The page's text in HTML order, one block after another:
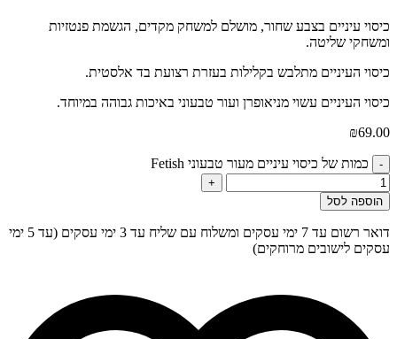
כיסוי עיניים בצבע שחור, מושלם למשחק מקדים, הגשמת פנטזיות
ומשחקי שליטה.
כיסוי העיניים מתלבש בקלילות בעזרת רצועת בד אלסטית.
כיסוי העיניים עשוי מניאופרן ועור טבעוני באיכות גבוהה במיוחד.
₪69.00
- כמות של כיסוי עיניים מעור טבעוני Fetish
+
הוספה לסל
דואר רשום עד 7 ימי עסקים ומשלוח עם שליח עד 3 ימי עסקים (עד 5 ימי
עסקים לישובים מרוחקים)